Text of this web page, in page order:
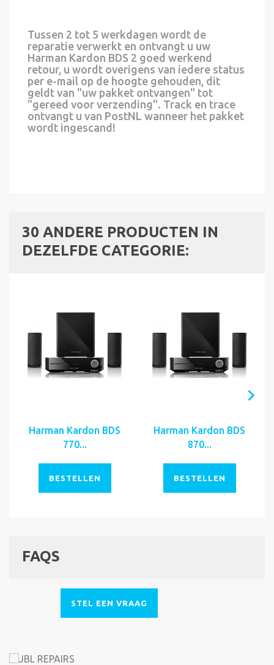
Tussen 2 tot 5 werkdagen wordt de
reparatie verwerkt en ontvangt u uw
Harman Kardon BDS 2 goed werkend
retour, u wordt overigens van iedere status
per e-mail op de hoogte gehouden, dit
geldt van "uw pakket ontvangen" tot
"gereed voor verzending". Track en trace
ontvangt u van PostNL wanneer het pakket
wordt ingescand!
30 ANDERE PRODUCTEN IN
DEZELFDE CATEGORIE:
Harman Kardon BDS
770...
BESTELLEN
Harman Kardon BDS
870...
BESTELLEN
FAQS
STEL EEN VRAAG